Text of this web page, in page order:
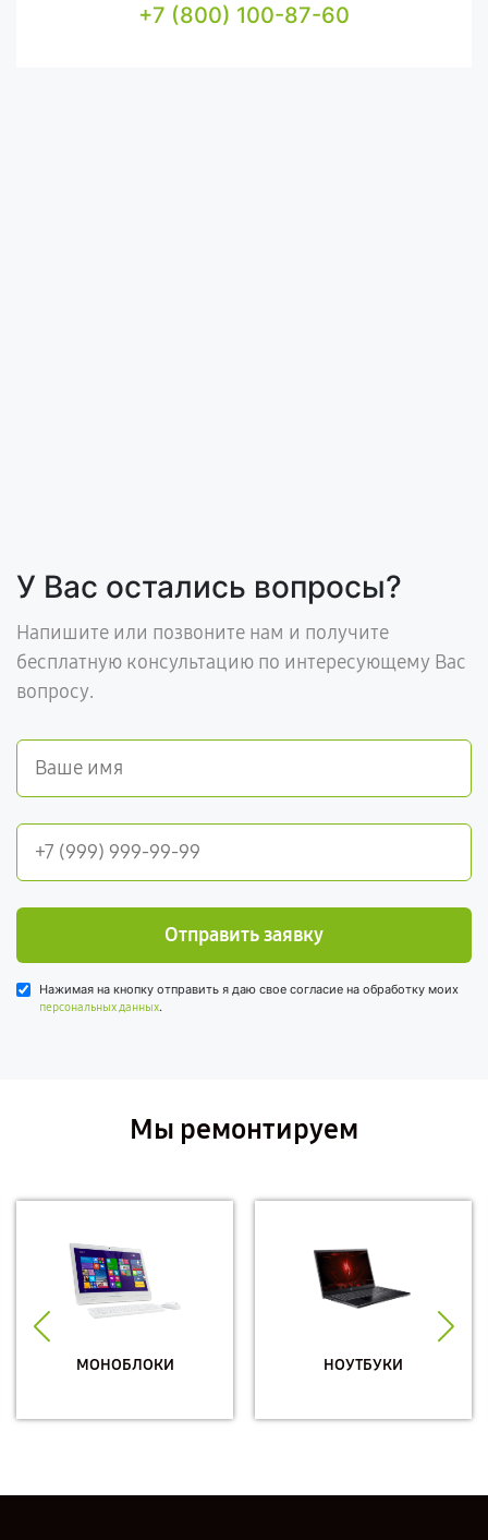
+7 (800) 100-87-60
У Вас остались вопросы?
Напишите или позвоните нам и получите
бесплатную консультацию по интересующему Вас
вопросу.
Отправить заявку
Нажимая на кнопку отправить я даю свое согласие на обработку моих
персональных данных.
Мы ремонтируем
МОНОБЛОКИ НОУТБУКИ